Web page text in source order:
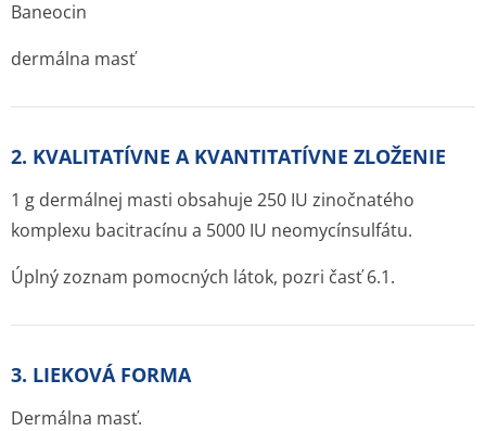
Baneocin
dermálna masť
2. KVALITATÍVNE A KVANTITATÍVNE ZLOŽENIE
1 g dermálnej masti obsahuje 250 IU zinočnatého
komplexu bacitracínu a 5000 IU neomycínsulfátu.
Úplný zoznam pomocných látok, pozri časť 6.1.
3. LIEKOVÁ FORMA
Dermálna masť.